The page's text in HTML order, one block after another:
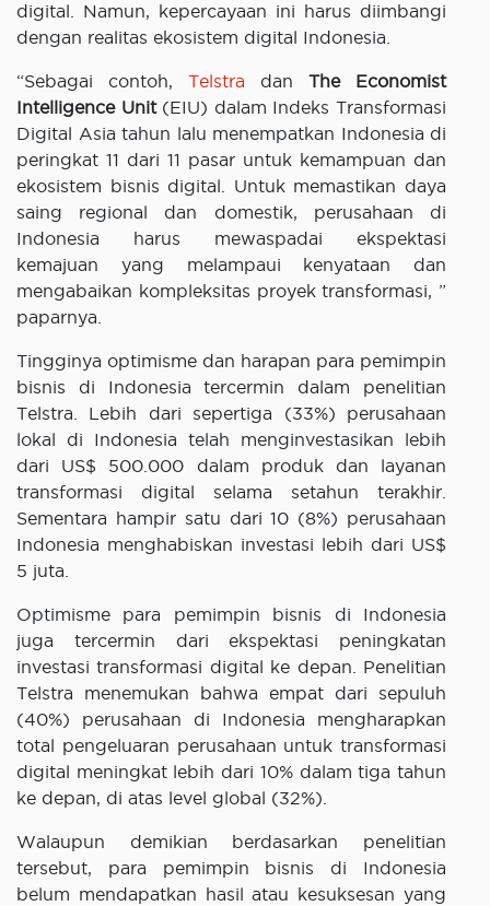
digital. Namun, kepercayaan ini harus diimbangi
dengan realitas ekosistem digital Indonesia.
“Sebagai contoh, Telstra dan The Economist
Intelligence Unit(EIU) dalam Indeks Transformasi
Digital Asia tahun lalu menempatkan Indonesia di
peringkat 11 dari 11 pasar untuk kemampuan dan
ekosistem bisnis digital. Untuk memastikan daya
saing regional dan domestik, perusahaan di
Indonesia harus mewaspadai ekspektasi
kemajuan yang melampaui kenyataan dan
mengabaikan kompleksitas proyek transformasi, ”
paparnya.
Tingginya optimisme dan harapan para pemimpin
bisnis di Indonesia tercermin dalam penelitian
Telstra. Lebih dari sepertiga (33%) perusahaan
lokal di Indonesia telah menginvestasikan lebih
dari US$ 500.000 dalam produk dan layanan
transformasi digital selama setahun terakhir.
Sementara hampir satu dari 10 (8%) perusahaan
Indonesia menghabiskan investasi lebih dari US$
5 juta.
Optimisme para pemimpin bisnis di Indonesia
juga tercermin dari ekspektasi peningkatan
investasi transformasi digital ke depan. Penelitian
Telstra menemukan bahwa empat dari sepuluh
(40%) perusahaan di Indonesia mengharapkan
total pengeluaran perusahaan untuk transformasi
digital meningkat lebih dari 10% dalam tiga tahun
ke depan, di atas level global (32%).
Walaupun demikian berdasarkan penelitian
tersebut, para pemimpin bisnis di Indonesia
belum mendapatkan hasil atau kesuksesan yang